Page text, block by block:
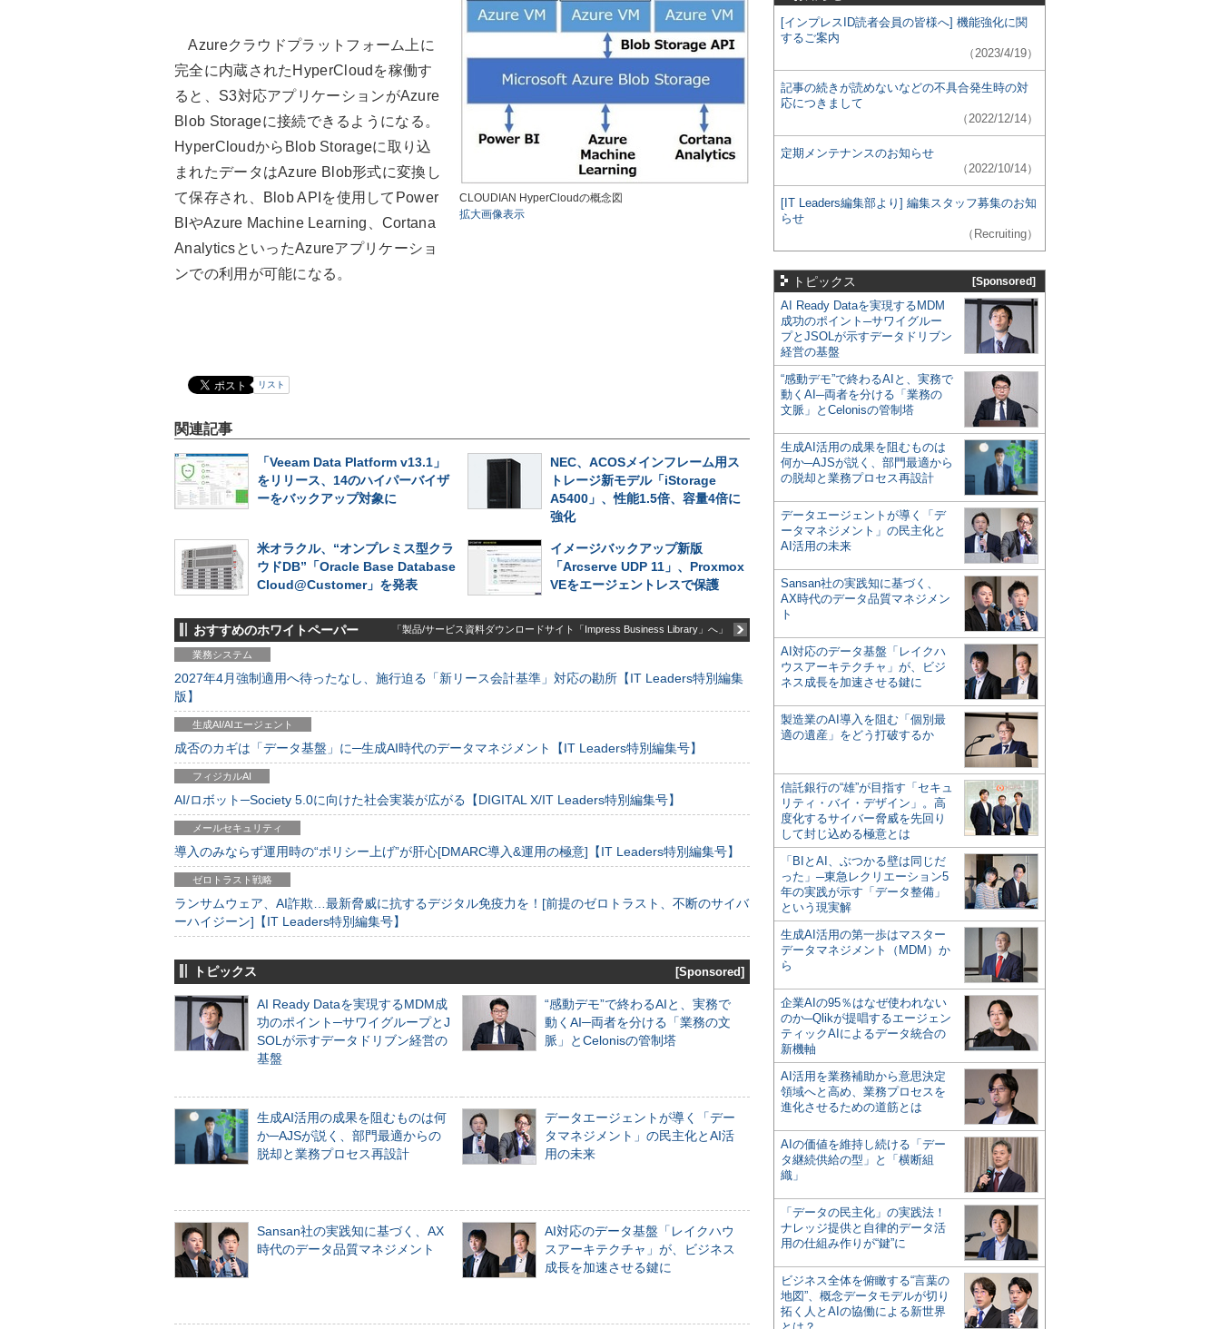
CLOUDIAN HyperCloudの概念図
拡大画像表示
Azureクラウドプラットフォーム上に
完全に内蔵されたHyperCloudを稼働す
ると、S3対応アプリケーションがAzure
Blob Storageに接続できるようになる。
HyperCloudからBlob Storageに取り込
まれたデータはAzure Blob形式に変換し
て保存され、Blob APIを使用してPower
BIやAzure Machine Learning、Cortana
AnalyticsといったAzureアプリケーショ
ンでの利用が可能になる。
リスト
関連記事
「Veeam Data Platform v13.1」
をリリース、14のハイパーバイザ
ーをバックアップ対象に
NEC、ACOSメインフレーム用ス
トレージ新モデル「iStorage
A5400」、性能1.5倍、容量4倍に
強化
米オラクル、“オンプレミス型クラ
ウドDB”「Oracle Base Database
Cloud@Customer」を発表
イメージバックアップ新版
「Arcserve UDP 11」、Proxmox
VEをエージェントレスで保護
おすすめのホワイトペーパー 「製品/サービス資料ダウンロードサイト「Impress Business Library」へ」
業務システム
2027年4月強制適用へ待ったなし、施行迫る「新リース会計基準」対応の勘所【IT Leaders特別編集
版】
生成AI/AIエージェント
成否のカギは「データ基盤」に─生成AI時代のデータマネジメント【IT Leaders特別編集号】
フィジカルAI
AI/ロボット─Society 5.0に向けた社会実装が広がる【DIGITAL X/IT Leaders特別編集号】
メールセキュリティ
導入のみならず運用時の“ポリシー上げ”が肝心[DMARC導入&運用の極意]【IT Leaders特別編集号】
ゼロトラスト戦略
ランサムウェア、AI詐欺…最新脅威に抗するデジタル免疫力を！[前提のゼロトラスト、不断のサイバ
ーハイジーン]【IT Leaders特別編集号】
トピックス [Sponsored]
AI Ready Dataを実現するMDM成
功のポイント─サワイグループとJ
SOLが示すデータドリブン経営の
基盤
“感動デモ”で終わるAIと、実務で
動くAI─両者を分ける「業務の文
脈」とCelonisの管制塔
生成AI活用の成果を阻むものは何
か─AJSが説く、部門最適からの
脱却と業務プロセス再設計
データエージェントが導く「デー
タマネジメント」の民主化とAI活
用の未来
Sansan社の実践知に基づく、AX
時代のデータ品質マネジメント
AI対応のデータ基盤「レイクハウ
スアーキテクチャ」が、ビジネス
成長を加速させる鍵に
[インプレスID読者会員の皆様へ] 機能強化に関
するご案内
（2023/4/19）
記事の続きが読めないなどの不具合発生時の対
応につきまして
（2022/12/14）
定期メンテナンスのお知らせ
（2022/10/14）
[IT Leaders編集部より] 編集スタッフ募集のお知
らせ
（Recruiting）
トピックス [Sponsored]
AI Ready Dataを実現するMDM
成功のポイント─サワイグルー
プとJSOLが示すデータドリブン
経営の基盤
“感動デモ”で終わるAIと、実務で
動くAI─両者を分ける「業務の
文脈」とCelonisの管制塔
生成AI活用の成果を阻むものは
何か─AJSが説く、部門最適から
の脱却と業務プロセス再設計
データエージェントが導く「デ
ータマネジメント」の民主化と
AI活用の未来
Sansan社の実践知に基づく、
AX時代のデータ品質マネジメン
ト
AI対応のデータ基盤「レイクハ
ウスアーキテクチャ」が、ビジ
ネス成長を加速させる鍵に
製造業のAI導入を阻む「個別最
適の遺産」をどう打破するか
信託銀行の“雄”が目指す「セキュ
リティ・バイ・デザイン」。高
度化するサイバー脅威を先回り
して封じ込める極意とは
「BIとAI、ぶつかる壁は同じだ
った」─東急レクリエーション5
年の実践が示す「データ整備」
という現実解
生成AI活用の第一歩はマスター
データマネジメント（MDM）か
ら
企業AIの95％はなぜ使われない
のか─Qlikが提唱するエージェン
ティックAIによるデータ統合の
新機軸
AI活用を業務補助から意思決定
領域へと高め、業務プロセスを
進化させるための道筋とは
AIの価値を維持し続ける「デー
タ継続供給の型」と「横断組
織」
「データの民主化」の実践法！
ナレッジ提供と自律的データ活
用の仕組み作りが“鍵”に
ビジネス全体を俯瞰する“言葉の
地図”、概念データモデルが切り
拓く人とAIの協働による新世界